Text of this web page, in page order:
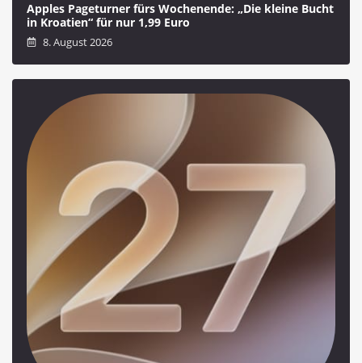
Apples Pageturner fürs Wochenende: „Die kleine Bucht
in Kroatien“ für nur 1,99 Euro
8. August 2026